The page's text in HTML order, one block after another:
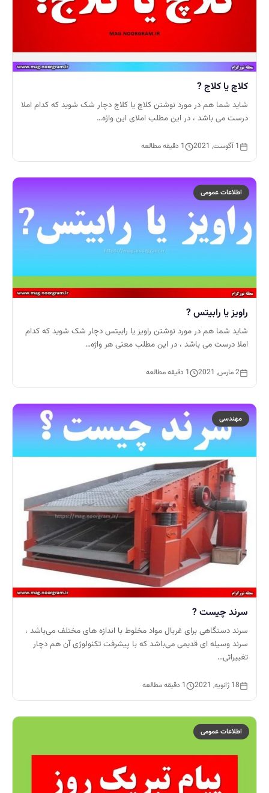
کلاچ یا کلاج ?
شاید شما هم در مورد نوشتن کلاچ یا کلاج دچار شک شوید که کدام املا
درست می باشد ، در این مطلب املای این واژه…
1 آگوست, 2021 1 دقیقه مطالعه
اطلاعات عمومی
راویز یا رابیتس ?
شاید شما هم در مورد نوشتن راویز یا رابیتس دچار شک شوید که کدام
املا درست می باشد ، در این مطلب معنی هر واژه…
2 مارس, 2021 1 دقیقه مطالعه
مهندسی
سرند چیست ?
سرند دستگاهی برای غربال مواد مخلوط با اندازه های مختلف می‌باشد ،
سرند وسیله ای قدیمی می‌باشد که با پیشرفت تکنولوژی آن هم دچار
تغییراتی…
18 ژانویه, 2021 1 دقیقه مطالعه
اطلاعات عمومی